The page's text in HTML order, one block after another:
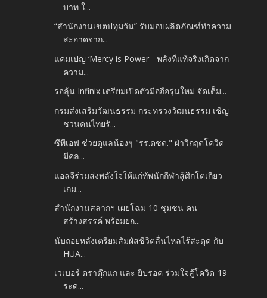
บาท ใ...
“สำนักงานเขตปทุมวัน” รับมอบผลิตภัณฑ์ทำความ
สะอาดจาก...
แคมเปญ ‘Mercy is Power - พลังที่แท้จริงเกิดจาก
ความ...
รอลุ้น Infinix เตรียมเปิดตัวมือถือรุ่นใหม่ จัดเต็ม...
กรมส่งเสริมวัฒนธรรม กระทรวงวัฒนธรรม เชิญ
ชวนคนไทยรั...
ซีพีเอฟ ช่วยดูแลน้องๆ "รร.ตชด." ฝ่าวิกฤตโควิด
มีคล...
แอลจีร่วมส่งพลังใจให้แก่ทัพนักกีฬาสู้ศึกโตเกียว
เกม...
สำนักงานสลากฯ เผยโฉม 10 ชุมชน คน
สร้างสรรค์ พร้อมยก...
นับถอยหลังเตรียมสัมผัสชีวิตลื่นไหลไร้สะดุด กับ
HUA...
เวเบอร์ ตราตุ๊กแก และ ยิปรอค ร่วมใจสู้โควิด-19
ระด...